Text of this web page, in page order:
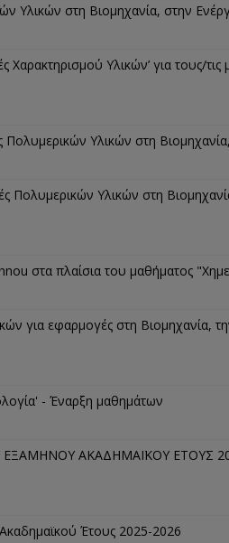
Υλικών στη Βιομηχανία, στην
Υλικών’ για τους/
Υλικών στη
Υλικών στη
στα πλαίσια του μαθήματος
για εφαρμογές στη Βιομηχανία,
- Έναρξη μαθημάτων
ΑΚΑΔΗΜΑΪΚΟΥ ΕΤΟΥΣ
Έτους 2025-2026